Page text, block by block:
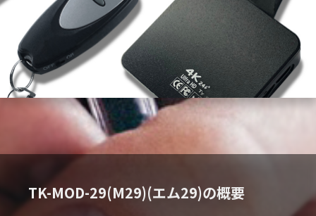
TK-MOD-29(M29)(エム29)の概要